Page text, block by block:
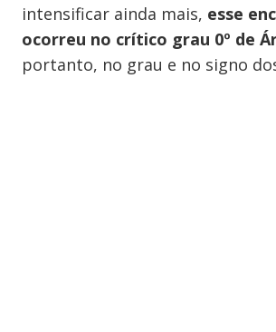
intensificar ainda mais, esse
ocorreu no crítico grau 0º de
portanto, no grau e no signo